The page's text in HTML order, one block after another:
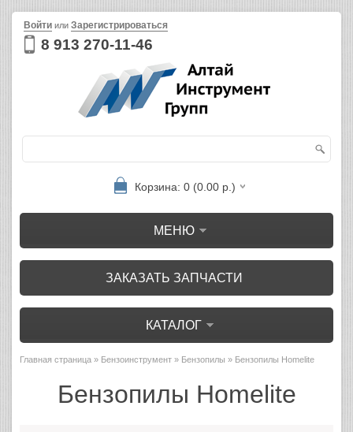
8 913 270-11-46
Войти или Зарегистрироваться
Корзина: 0 (0.00 р.)
МЕНЮ
ЗАКАЗАТЬ ЗАПЧАСТИ
КАТАЛОГ
Главная страница » Бензоинструмент » Бензопилы » Бензопилы Homelite
Бензопилы Homelite